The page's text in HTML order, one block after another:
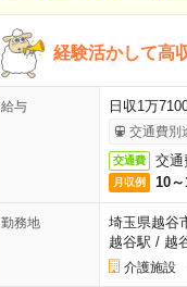
経験活かして高
給与 日収1万
交通費別
交通費 交通
月収例 10～
勤務地
埼玉県越谷
越谷駅 / 越
介護施設